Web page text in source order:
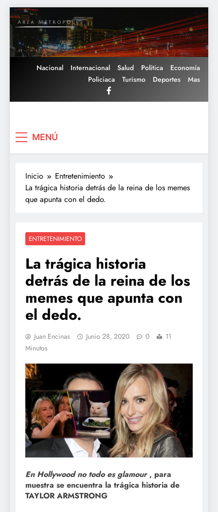
Saltar
al
contenido
Nacional Internacional Salud Política
Economía
Policiaca
Turismo Deportes Mas
MENÚ
Inicio
Entretenimiento
La trágica historia detrás de la reina de los memes
que apunta con el dedo.
ENTRETENIMIENTO
La trágica historia
detrás de la reina de los
memes que apunta con
el dedo.
Juan Encinas Junio 28, 2020 0
11
Minutos
En Hollywood no todo es glamour, para
muestra se encuentra la trágica historia de
TAYLOR ARMSTRONG